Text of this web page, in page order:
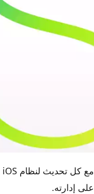
على إدارته.